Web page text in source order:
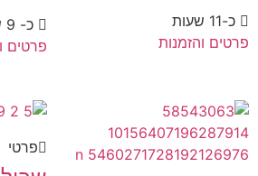
כ-11 שעות
פרטים והזמנות
כ- 9 שעות
פרטים
פרטי